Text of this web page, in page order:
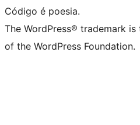
Código é poesia.
The WordPress® trademark
of the WordPress Foundation.